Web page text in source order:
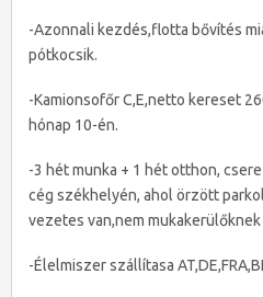
-Azonnali kezdés,flotta bővítés
pótkocsik.
-Kamionsofőr C,E,netto kereset
hónap 10-én.
-3 hét munka + 1 hét otthon,
cég székhelyén, ahol örzött
vezetes van,nem mukakerülőknek
-Élelmiszer szállítasa